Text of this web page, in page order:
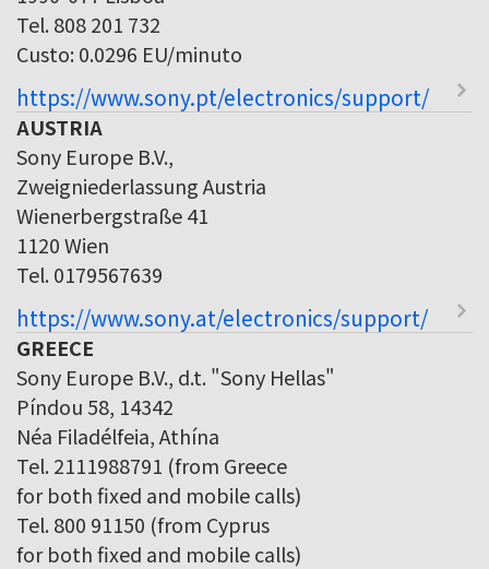
Tel. 808 201 732
Custo: 0.0296 EU/minuto
https://www.sony.pt/electronics/support/
AUSTRIA
Sony Europe B.V.,
Zweigniederlassung Austria
Wienerbergstraße 41
1120 Wien
Tel. 0179567639
https://www.sony.at/electronics/support/
GREECE
Sony Europe B.V., d.t. "Sony Hellas"
Píndou 58, 14342
Néa Filadélfeia, Athína
Tel. 2111988791 (from Greece
for both fixed and mobile calls)
Tel. 800 91150 (from Cyprus
for both fixed and mobile calls)